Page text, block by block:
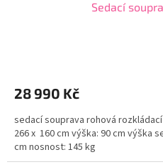
Sedací
28 990 Kč
sedací souprava rohová
266 x 160 cm výška: 90 cm výška
cm nosnost: 145 kg